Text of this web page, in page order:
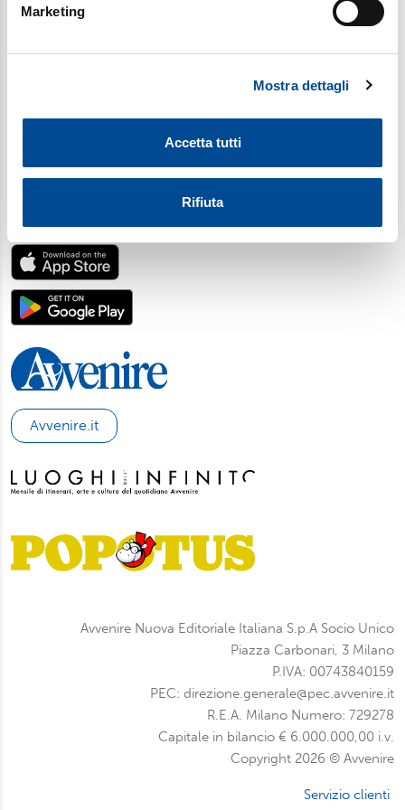
Identificare il tuo dispositivo, scansionandolo
Approfondisci come vengono elaborati i tuoi dati personali
dalla Dichiarazione sui cookie.
Utilizziamo i cookie per personalizzare contenuti ed
informazioni sul modo in cui utilizza il nostro sito con i
nostri partner, che si occupano di analisi dei dati web,
pubblicità e social media, i quali potrebbero combinarle
con altre informazioni che ha fornito loro o che hanno
raccolto dal suo utilizzo dei loro servizi. Scegliendo
“Rifiuta” saranno installati solo i cookie tecnici necessari
per il buon funzionamento del sito, con “Personalizza”
potrà scegliere quali tipi di cookie saranno installati sul
suo dispositivo. Potrà modificare in ogni momento le sue
presente in ogni pagina del nostro sito. Per maggior
informazioni sul trattamento dei suoi dati visiti la nostra
Marketing
Mostra dettagli
Accetta tutti
Rifiuta
SCARICA L'APP
Avvenire.it
Avvenire Nuova Editoriale Italiana S.p.A Socio Unico
Piazza Carbonari, 3 Milano
P.IVA: 00743840159
PEC: direzione.generale@pec.avvenire.it
R.E.A. Milano Numero: 729278
Capitale in bilancio € 6.000.000,00 i.v.
Copyright 2026 © Avvenire
Servizio clienti